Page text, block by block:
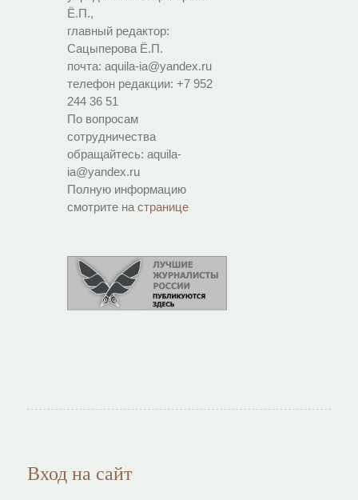
Ё.П.,
главный редактор:
Сацыперова Ё.П.
почта: aquila-ia@yandex.ru
телефон редакции: +7 952
244 36 51
По вопросам
сотрудничества
обращайтесь: aquila-
ia@yandex.ru
Полную информацию
смотрите на странице
Вход на сайт